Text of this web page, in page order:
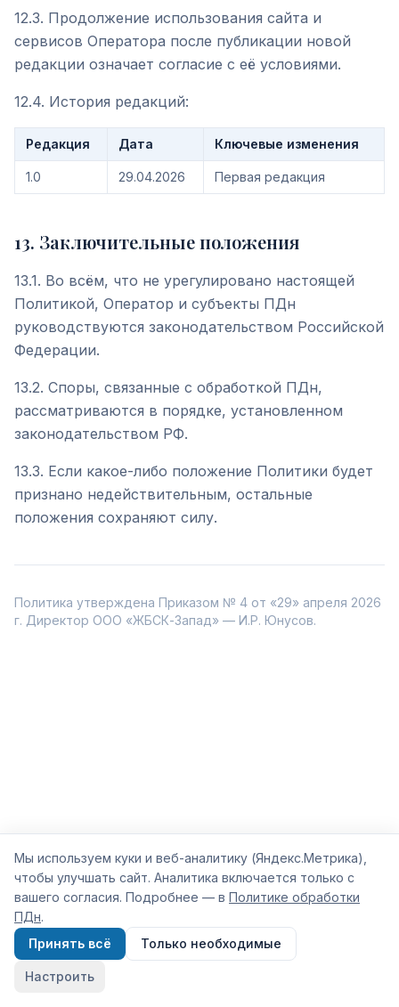
12.3. Продолжение использования сайта и
сервисов Оператора после публикации новой
редакции означает согласие с её условиями.
12.4. История редакций:
Редакция Дата Ключевые изменения
1.0 29.04.2026 Первая редакция
13. Заключительные положения
13.1. Во всём, что не урегулировано настоящей
Политикой, Оператор и субъекты ПДн
руководствуются законодательством Российской
Федерации.
13.2. Споры, связанные с обработкой ПДн,
рассматриваются в порядке, установленном
законодательством РФ.
13.3. Если какое-либо положение Политики будет
признано недействительным, остальные
положения сохраняют силу.
Политика утверждена Приказом № 4 от «29» апреля 2026
г. Директор ООО «ЖБСК-Запад» — И.Р. Юнусов.
Мы используем куки и веб-аналитику (Яндекс.Метрика),
чтобы улучшать сайт. Аналитика включается только с
вашего согласия. Подробнее — в Политике обработки
ПДн.
Принять всё
Только необходимые
Настроить